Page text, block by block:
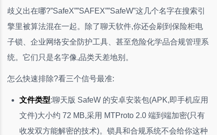
歧义出在哪?”SafeX””SAFEX””SafeW”这几个名字在搜索引
擎里被算法混在一起。除了聊天软件,你还会刷到保险柜电
子锁、企业网络安全防护工具、甚至危险化学品合规管理系
统。它们只是名字像,品类天差地别。
怎么快速排除?看三个信号最准:
文件类型:聊天版 SafeW 的安卓安装包(APK,即手机应用
文件)大小约 72 MB,采用 MTProto 2.0 端到端加密(只有
收发双方能解密的技术)。锁具和合规系统不会给你这种